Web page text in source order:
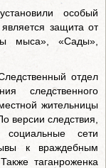
особый
защита от
мыса», «Сады»,
отдел
следственного
жительницы
версии следствия,
социальные сети
к враждебным
таганроженка